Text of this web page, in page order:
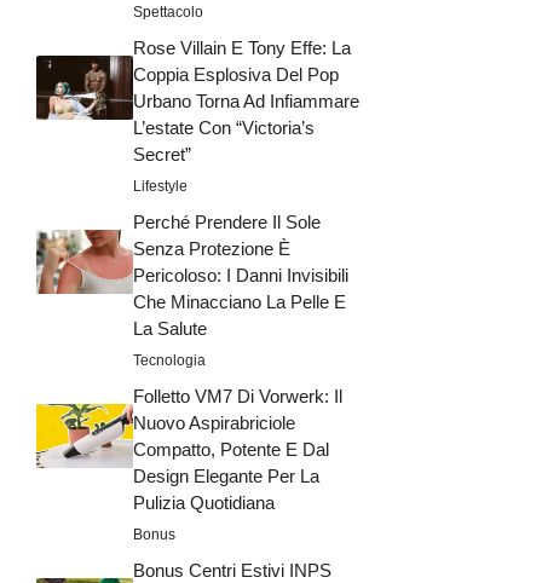
Spettacolo
Rose Villain E Tony Effe: La
Coppia Esplosiva Del Pop
Urbano Torna Ad Infiammare
L’estate Con “Victoria’s
Secret”
Lifestyle
Perché Prendere Il Sole
Senza Protezione È
Pericoloso: I Danni Invisibili
Che Minacciano La Pelle E
La Salute
Tecnologia
Folletto VM7 Di Vorwerk: Il
Nuovo Aspirabriciole
Compatto, Potente E Dal
Design Elegante Per La
Pulizia Quotidiana
Bonus
Bonus Centri Estivi INPS